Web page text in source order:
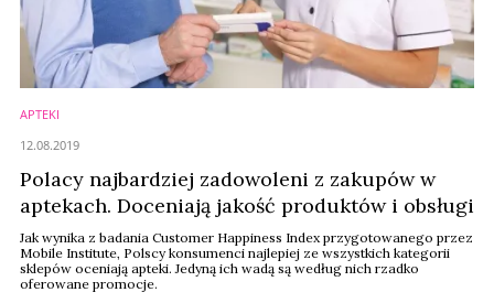
APTEKI
Polacy najbardziej zadowoleni z zakupów w
aptekach. Doceniają jakość produktów i obsługi
Jak wynika z badania Customer Happiness Index przygotowanego przez
Mobile Institute, Polscy konsumenci najlepiej ze wszystkich kategorii
sklepów oceniają apteki. Jedyną ich wadą są według nich rzadko
oferowane promocje.
12.08.2019